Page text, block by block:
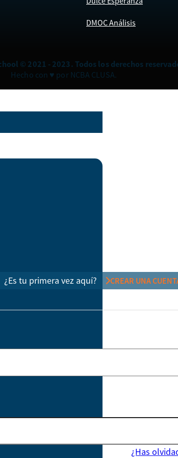
DMOC Análisis
© 2021 - 2023. Todos los derechos
Hecho con ♥ por NCBA CLUSA.
¿Es tu primera vez aquí? CREAR UNA
¿Has